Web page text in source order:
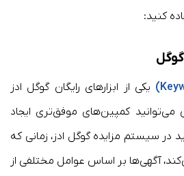
کنید:
گوگل
یکی از ابزارهای رایگان گوگل ادز
می‌توانید کمپین‌های موفق‌تری ایجاد
در سیستم مزایده گوگل ادز، زمانی که
آگهی‌ها بر اساس عوامل مختلفی از